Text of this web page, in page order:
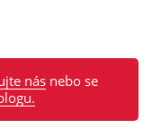
nás nebo se